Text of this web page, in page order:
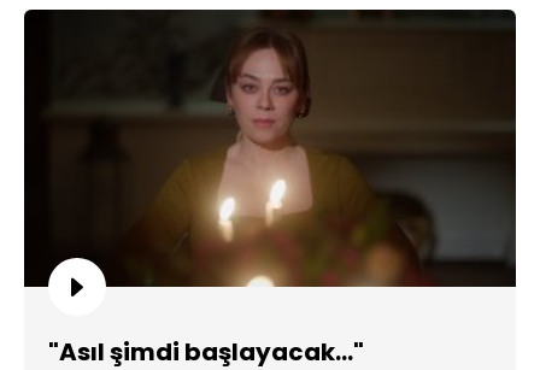
"Asıl şimdi başlayacak..."